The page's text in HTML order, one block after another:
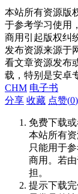
本站所有资源版
于参考学习使用
商用引起版权纠
发布资源来源于
看文章资源发布
载，特别是安卓
CHM 电子书
分享 收藏 点赞(0)
免费下载
本站所有
只能用于
商用。若
担。
提示下载